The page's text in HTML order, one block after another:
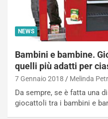
NEWS
Bambini e bambine.
quelli più adatti per
7 Gennaio 2018 Melinda
Da sempre, se è fatta una
giocattoli tra i bambini e